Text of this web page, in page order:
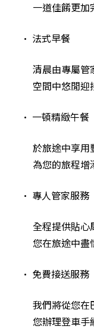
一道佳餚更加
• 法式早餐
清晨由專屬管
空間中悠閒迎
• 一頓精緻午餐
於旅途中享用
為您的旅程增
• 專人管家服務
全程提供貼心
您在旅途中盡
• 免費接送服務
我們將從您在
您辦理登車手